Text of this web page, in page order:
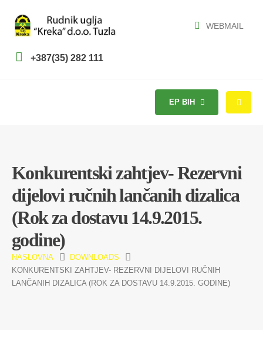
WEBMAIL
+387(35) 282 111
EP BIH
Konkurentski zahtjev- Rezervni
dijelovi ručnih lančanih dizalica
(Rok za dostavu 14.9.2015.
godine)
NASLOVNA
DOWNLOADS
KONKURENTSKI ZAHTJEV- REZERVNI DIJELOVI RUČNIH
LANČANIH DIZALICA (ROK ZA DOSTAVU 14.9.2015. GODINE)